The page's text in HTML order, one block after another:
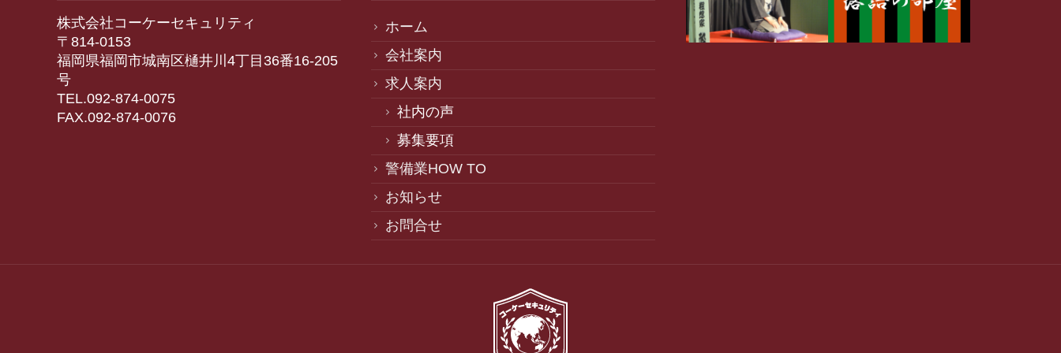
株式会社コーケーセキュリティ
〒814-0153
福岡県福岡市城南区樋井川4丁目36番16-205
号
TEL.092-874-0075
FAX.092-874-0076
ホーム
会社案内
求人案内
社内の声
募集要項
警備業HOW TO
お知らせ
お問合せ